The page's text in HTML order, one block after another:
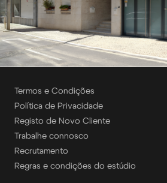
Termos e Condições
Política de Privacidade
Registo de Novo Cliente
Trabalhe connosco
Recrutamento
Regras e condições do estúdio